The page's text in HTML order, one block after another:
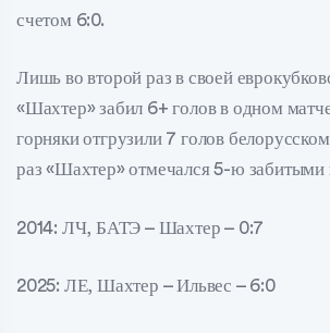
счетом 6:0.
Лишь во второй раз в своей
«Шахтер» забил 6+ голов в одном
горняки отгрузили 7 голов
раз «Шахтер» отмечался 5-ю забитыми
2014: ЛЧ, БАТЭ – Шахтер – 0:7
2025: ЛЕ, Шахтер – Ильвес – 6:0